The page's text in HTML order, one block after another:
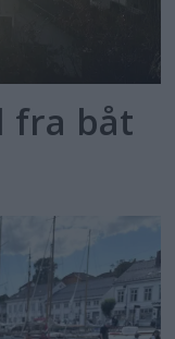
fra båt